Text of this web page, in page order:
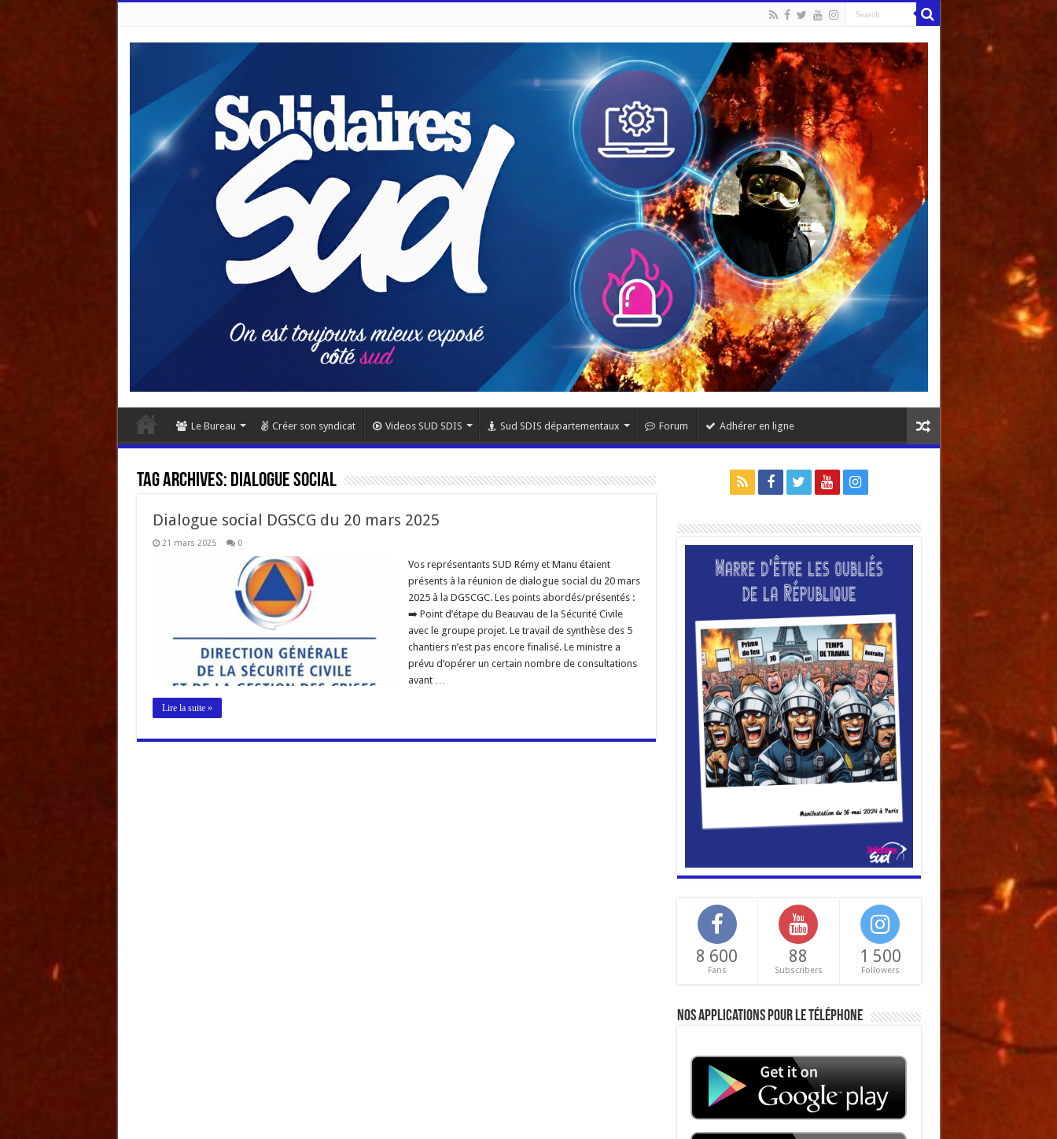
Le Bureau Créer son syndicat Videos SUD SDIS Sud SDIS départementaux Forum Adhérer en ligne
Tag Archives: dialogue social
Dialogue social DGSCG du 20 mars 2025
21 mars 2025 0
Vos représentants SUD Rémy et Manu étaient
présents à la réunion de dialogue social du 20 mars
2025 à la DGSCGC. Les points abordés/présentés :
➡️ Point d’étape du Beauvau de la Sécurité Civile
avec le groupe projet. Le travail de synthèse des 5
chantiers n’est pas encore finalisé. Le ministre a
prévu d’opérer un certain nombre de consultations
avant …
Lire la suite »
8 600
Fans
88
Subscribers
1 500
Followers
Nos applications pour le téléphone